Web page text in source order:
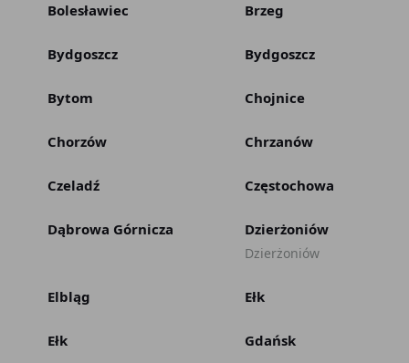
Bolesławiec Brzeg
Bydgoszcz Bydgoszcz
Bytom Chojnice
Chorzów Chrzanów
Czeladź Częstochowa
Dąbrowa Górnicza Dzierżoniów
Dzierżoniów
Elbląg Ełk
Ełk Gdańsk